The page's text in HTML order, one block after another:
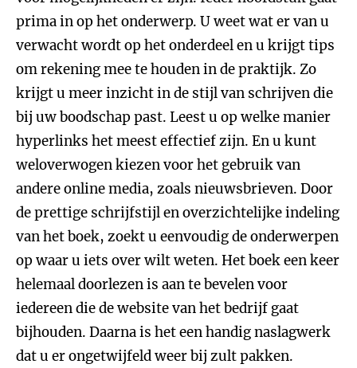
prima in op het onderwerp. U weet wat er van u
verwacht wordt op het onderdeel en u krijgt tips
om rekening mee te houden in de praktijk. Zo
krijgt u meer inzicht in de stijl van schrijven die
bij uw boodschap past. Leest u op welke manier
hyperlinks het meest effectief zijn. En u kunt
weloverwogen kiezen voor het gebruik van
andere online media, zoals nieuwsbrieven. Door
de prettige schrijfstijl en overzichtelijke indeling
van het boek, zoekt u eenvoudig de onderwerpen
op waar u iets over wilt weten. Het boek een keer
helemaal doorlezen is aan te bevelen voor
iedereen die de website van het bedrijf gaat
bijhouden. Daarna is het een handig naslagwerk
dat u er ongetwijfeld weer bij zult pakken.